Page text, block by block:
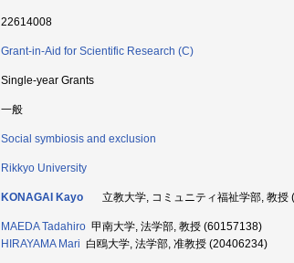
22614008
Grant-in-Aid for Scientific Research (C)
Single-year Grants
一般
Social symbiosis and exclusion
Rikkyo University
KONAGAI Kayo 立教大学, コミュニティ福祉学部, 教授
MAEDA Tadahiro 甲南大学, 法学部, 教授 (60157138)
HIRAYAMA Mari 白鴎大学, 法学部, 准教授 (20406234)